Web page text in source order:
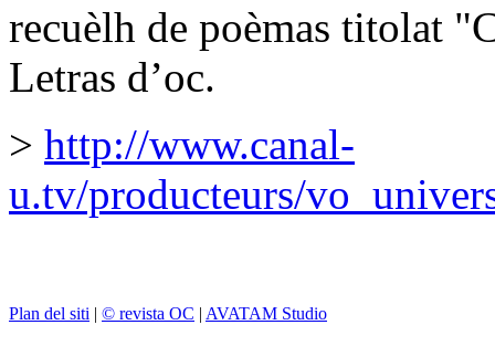
recuèlh de poèmas titolat
Letras d’oc.
> http://www.canal-
u.tv/producteurs/
Plan del siti | © revista OC | AVATAM Studio